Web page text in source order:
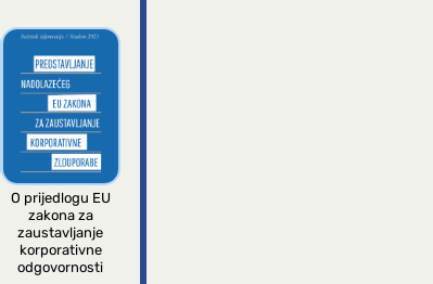
O prijedlogu EU
zakona za
zaustavljanje
korporativne
odgovornosti